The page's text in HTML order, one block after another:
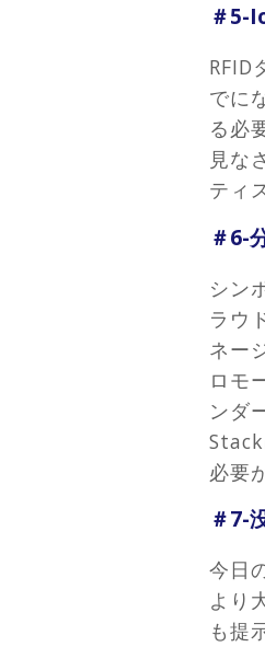
＃5-
RFID
でに
る必
見な
ティ
＃6-
シン
ラウ
ネー
ロモ
ンダ
必要
＃7-
今日
より
も提